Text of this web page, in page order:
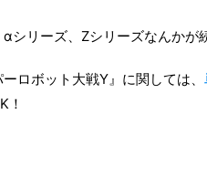
シリーズ、Zシリーズなんかが
ロボット大戦Y』に関しては、
！